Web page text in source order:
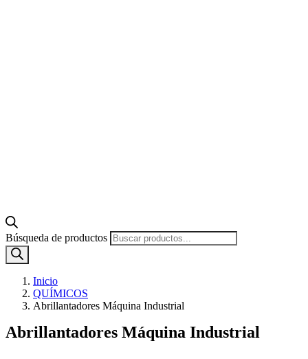
Búsqueda de productos
Inicio
QUÍMICOS
Abrillantadores Máquina Industrial
Abrillantadores Máquina Industrial